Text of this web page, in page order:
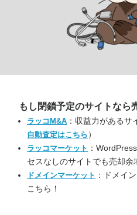
もし閉鎖予定のサイトなら
ラッコM&A ：収益力があるサ
自動査定はこちら ）
ラッコマーケット ：
セスなしのサイトでも売却余
ドメインマーケット ：ドメイ
こちら！